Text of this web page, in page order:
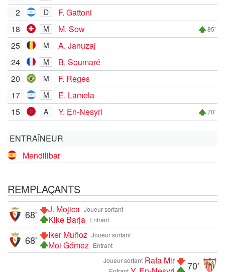
2
D
F. Gattoni
18
M M. Sow 85'
25 M
A. Januzaj
24
M
B. Soumaré
20
M
F. Reges
17
M
E. Lamela
15
A Y. En-Nesyri 70'
ENTRAÎNEUR
Mendilibar
REMPLAÇANTS
Joueur sortant
J. Mojica
Entrant
Kike Barja
68'
Joueur sortant
Iker Muñoz
Entrant
Moi Gómez
68'
70'
Joueur sortant Rafa Mir